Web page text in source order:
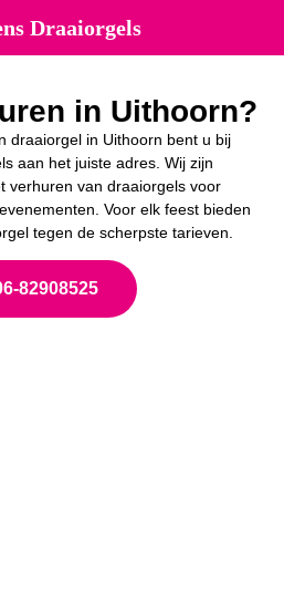
in Uithoorn?
draaiorgel in Uithoorn bent u bij
aan het juiste adres. Wij zijn
verhuren van draaiorgels voor
Voor elk feest bieden
tegen de scherpste tarieven.
82908525
Draaiorgels